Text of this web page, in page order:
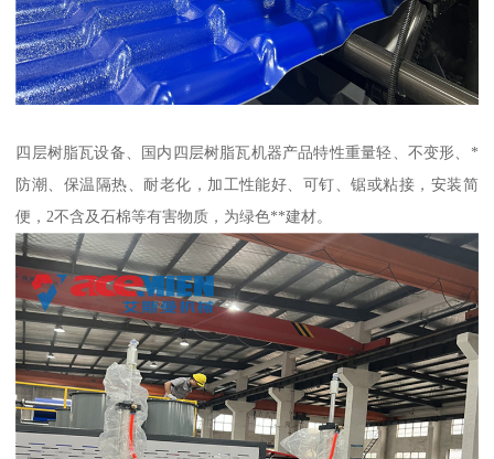
四层树脂瓦设备、国内四层树脂瓦机器产品特性重量轻、不变形、*
防潮、保温隔热、耐老化，加工性能好、可钉、锯或粘接，安装简
便，2不含及石棉等有害物质，为绿色**建材。